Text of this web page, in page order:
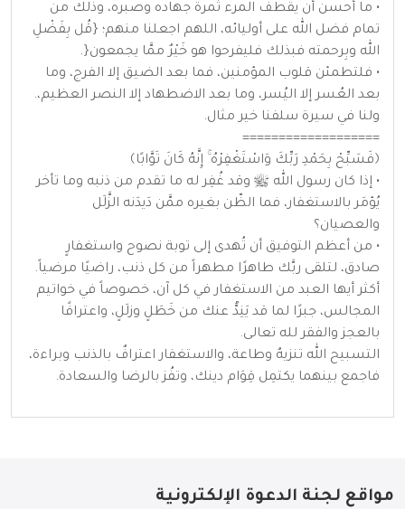
• ما أحسن أن يقطف المرء ثمرةَ جهاده وصبره، وذلك من
تمام فضل الله على أوليائه، اللهم اجعلنا منهم؛ {قُل بِفَضْلِ
الله وبِرحمته فبذلك فليفرحوا هو خَيْرٌ ممَّا يجمعون{.
• فلتطمئن قلوب المؤمنين، فما بعد الضيق إلا الفرج، وما
بعد العُسر إلا اليُسر، وما بعد الاضطهاد إلا النصر العظيم،.
ولنا في سيرة سلفنا خير مثال.
===================
﴿فَسَبِّحْ بِحَمْدِ رَبِّكَ وَاسْتَغْفِرْهُ ۚ إِنَّهُ كَانَ تَوَّابًا﴾
• إذا كان رسول الله ﷺ وقد غُفِر له ما تقدم من ذنبه وما تأخر
يُؤمَر بالاستغفار، فما الظّن بغيره ممَّن دَيدَنه الزَّلَل
والعصيان؟
• من أعظم التوفيق أن تُهدى إلى توبة نصوح واستغفارٍ
صادق، لتلقى ربَّك طاهرًا مطهراً من كل ذنب، راضيًا مرضياً.
أكثر أيها العبد من الاستغفار في كل آن، خصوصاً في خواتيم
المجالس، جبرًا لما قد يَنِدُّ عنك من خَطَلٍ وزلَلٍ، واعترافًا
بالعجز والفقر لله تعالى.
التسبيح الله تنزيهٌ وطاعة، والاستغفار اعترافٌ بالذنب وبراءة،
فاجمع بينهما يكتمِل قِوَام دينك، وتفُز بالرضا والسعادة.
مواقع لجنة الدعوة الإلكترونية